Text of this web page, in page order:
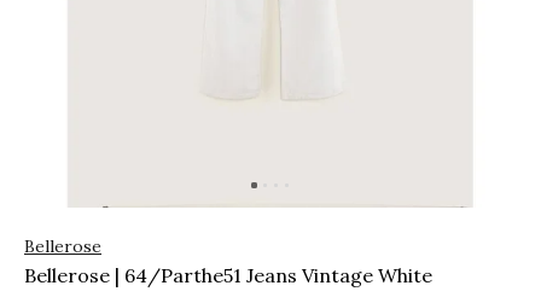
Bellerose
Bellerose | 64/Parthe51 Jeans Vintage White